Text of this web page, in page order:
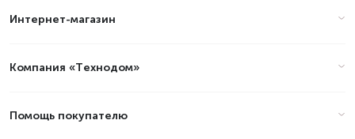
Интернет-магазин
Компания «Технодом»
Помощь покупателю